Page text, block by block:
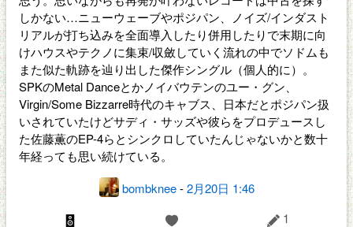
しかない…ニューウェーブやポジパン、ノイズ/インダスト
リアルが打ち込みを全面導入したり併用したりで末期に向
けハウスやテクノに集束/収斂していく流れの中でソドムも
また似た軌跡を辿り出した傑作シングル（個人的に）。
SPKのMetal Danceとかノイバウテンのユー・グン、
Virgin/Some Bizzarre時代のキャブス、日本だとポジパン扱
いされていたけどサディ・サッズや彼らをプロデュースし
た佐藤薫のEP-4らとシンクロしていたんじゃないかと数十
年経っても思い続けている。
bombknee-2月20日 1:46
1